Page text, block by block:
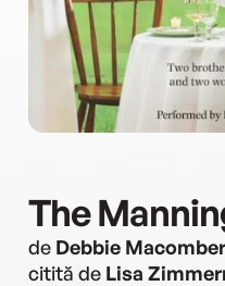
The
de Debbie Macomber
citită de Lisa